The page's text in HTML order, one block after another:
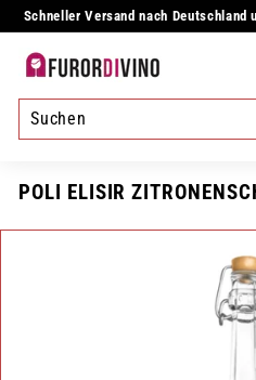
Direkt
zum
Schneller Versand nach Deutschland
F
u
r
o
r
POLI ELISIR